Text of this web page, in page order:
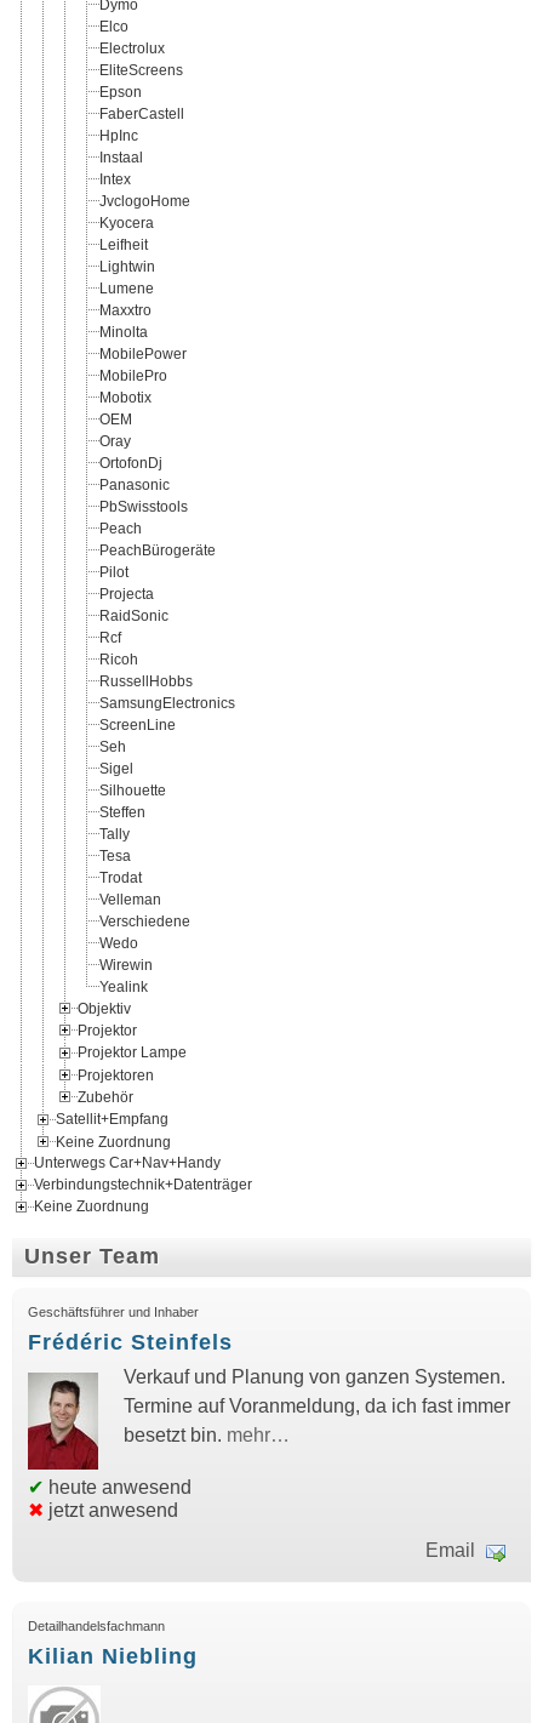
Dymo
Elco
Electrolux
EliteScreens
Epson
FaberCastell
HpInc
Instaal
Intex
JvclogoHome
Kyocera
Leifheit
Lightwin
Lumene
Maxxtro
Minolta
MobilePower
MobilePro
Mobotix
OEM
Oray
OrtofonDj
Panasonic
PbSwisstools
Peach
PeachBürogeräte
Pilot
Projecta
RaidSonic
Rcf
Ricoh
RussellHobbs
SamsungElectronics
ScreenLine
Seh
Sigel
Silhouette
Steffen
Tally
Tesa
Trodat
Velleman
Verschiedene
Wedo
Wirewin
Yealink
Objektiv
Projektor
Projektor Lampe
Projektoren
Zubehör
Satellit+Empfang
Keine Zuordnung
Unterwegs Car+Nav+Handy
Verbindungstechnik+Datenträger
Keine Zuordnung
Unser Team
Geschäftsführer und Inhaber
Frédéric Steinfels
Verkauf und Planung von ganzen Systemen.
Termine auf Voranmeldung, da ich fast immer
besetzt bin. mehr…
✔ heute anwesend
✖ jetzt anwesend
Email
Detailhandelsfachmann
Kilian Niebling